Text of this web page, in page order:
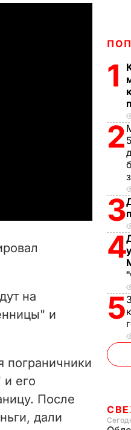
на
и
пограничники
и его
После
дали
1
2
3
4
5